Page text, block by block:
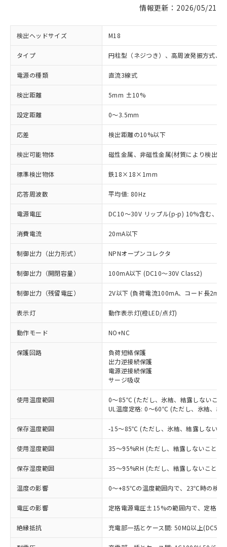
情報更新：2026/05/21
検出ヘッドサイズ M18
タイプ 円柱型（ネジつき）、高周波発振方式、
電源の種類 直流3線式
検出距離 5mm ±10%
設定距離 0～3.5mm
応差 検出距離の10%以下
検出可能物体 磁性金属、非磁性金属(材質により検出距
標準検出物体 鉄18×18×1mm
応答周波数 平均値: 80Hz
電源電圧 DC10～30V リップル(p-p) 10%含む、
消費電流 20mA以下
制御出力（出力形式） NPNオープンコレクタ
制御出力（開閉容量） 100mA以下 (DC10～30V Class2)
制御出力（残留電圧） 2V以下 (負荷電流100mA、コード長2m時
表示灯 動作表示灯(橙LED/点灯)
動作モード NO+NC
保護回路
負荷短絡保護
出力逆接続保護
電源逆接続保護
サージ吸収
使用温度範囲
0～85℃ (ただし、氷結、結露しないこと)
UL温度定格: 0～60℃ (ただし、氷結、結
保存温度範囲 -15～85℃ (ただし、氷結、結露しないこ
使用湿度範囲 35～95%RH (ただし、結露しないこと)
保存湿度範囲 35～95%RH (ただし、結露しないこと)
温度の影響 0～+85℃の温度範囲内で、23℃時の検
電圧の影響 定格電源電圧±15%の範囲内で、定格電
絶縁抵抗 充電部一括とケース間: 50MΩ以上
ご利用条件
以下の条件をお読みいただき、同意のうえ
ご利用ください。
商品の当社在庫状況および標準価格
(税抜)を提供させていただくもので
当社制御機器事業取扱商品の中には、
本サービスの対象外となる商品もある
ことをご了承ください。
在庫状況および標準価格照会結果は、
対応済み：EU RoHS指令（10物質）の
非含有に対応した製品が提供可能な商品で
有に対応した製品に切り替える予定のある
対応予定なし：EU RoHS指令（10物質）の
非含有に非対応の商品で、対応品を出す予
定はありません。
調査・確認中：EU RoHS指令（10物質）の
非含有の対応状況を調査中または確認中の
非該当品：ライセンス料など無形物で、有
害物質有無と関係のない商品です。
仕入先様の事情により、非含有部品として
むを得ず変更することがあります。
※1 中国RoHS○×表
「○」：最大均質材料含有率が中国RoHSの
基準値以下であることを示します。
「×」：最大均質材料含有率が中国RoHSの
基準値を超えていることを示します。
「－」：未確認です。当社販売部門へお問
当社は、これら貴社製品のうち、外国